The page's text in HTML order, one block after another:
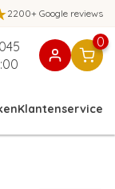
2200+ Google reviews
0
Klantenservice